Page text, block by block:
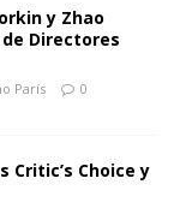
y Zhao
Directores
París 0
Critic’s Choice y